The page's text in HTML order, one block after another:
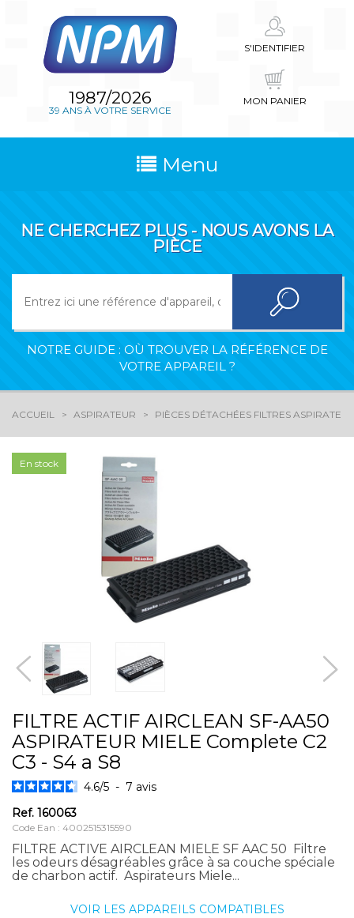
1987/2026
39 ANS À VOTRE SERVICE
S'IDENTIFIER
MON PANIER
Menu
NE CHERCHEZ PLUS - NOUS AVONS LA
PIÈCE
NOTRE GUIDE : OÙ TROUVER LA RÉFÉRENCE DE
VOTRE APPAREIL ?
ACCUEIL ASPIRATEUR PIÈCES DÉTACHÉES FILTRES
En stock
FILTRE ACTIF AIRCLEAN SF-AA50
ASPIRATEUR MIELE Complete C2
C3 - S4 a S8
4.6/5 - 7 avis
Ref. 160063
Code Ean : 4002515315590
FILTRE ACTIVE AIRCLEAN MIELE SF AAC 50 Filtre
les odeurs désagréables grâce à sa couche spéciale
de charbon actif. Aspirateurs Miele...
VOIR LES APPAREILS COMPATIBLES